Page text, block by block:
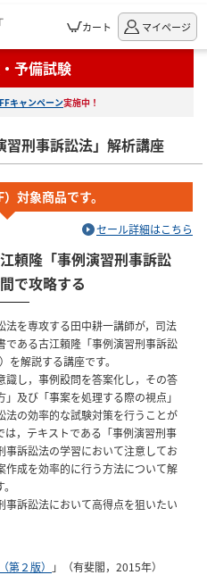
カート マイページ
予備試験
キャンペーン実施中！
習刑事訴訟法」解析講座
対象商品です。
セール詳細はこちら
頼隆「事例演習刑事訴訟
で攻略する
を専攻する田中耕一講師が，司法
ある古江頼隆「事例演習刑事訴訟
解説する講座です。
識し，事例設問を答案化し，その答
及び「事案を処理する際の視点」
法の効率的な試験対策を行うことが
，テキストである「事例演習刑事
訴訟法の学習において注意してお
作成を効率的に行う方法について解
訴訟法において高得点を狙いたい
第２版）
」（有斐閣，2015年）